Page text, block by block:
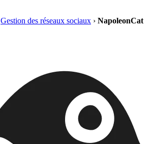
Gestion des réseaux sociaux › NapoleonCat